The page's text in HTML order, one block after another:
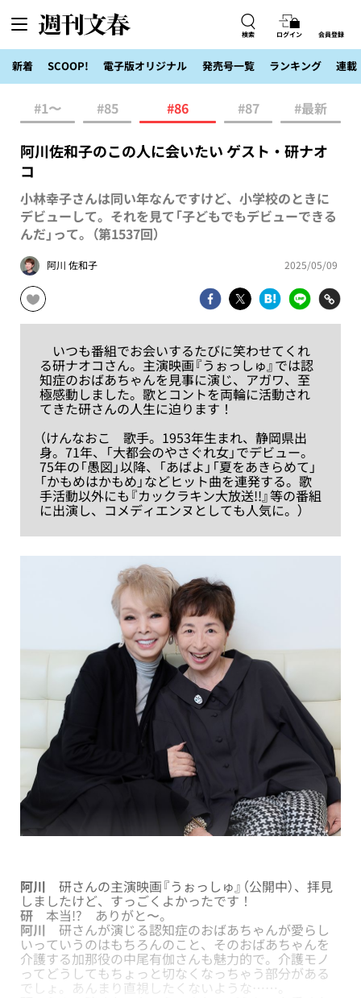
検索 ログイン 会員登録
新着 SCOOP! 電子版オリジナル 発売号一覧 ランキング 連載
#1〜 #85 #86 #87 #最新
阿川佐和子のこの人に会いたい ゲスト・研ナオ
コ
小林幸子さんは同い年なんですけど、小学校のときに
デビューして。それを見て「子どもでもデビューできる
んだ」って。（第1537回）
阿川 佐和子 2025/05/09
いつも番組でお会いするたびに笑わせてくれ
る研ナオコさん。主演映画『うぉっしゅ』では認
知症のおばあちゃんを見事に演じ、アガワ、至
極感動しました。歌とコントを両輪に活動され
てきた研さんの人生に迫ります！
（けんなおこ 歌手。1953年生まれ、静岡県出
身。71年、「大都会のやさぐれ女」でデビュー。
75年の「愚図」以降、「あばよ」「夏をあきらめて」
「かもめはかもめ」などヒット曲を連発する。歌
手活動以外にも『カックラキン大放送!!』等の番組
に出演し、コメディエンヌとしても人気に。）
阿川 研さんの主演映画『うぉっしゅ』（公開中）、拝見
しましたけど、すっごくよかったです！
研 本当!? ありがと〜。
阿川 研さんが演じる認知症のおばあちゃんが愛らし
いっていうのはもちろんのこと、そのおばあちゃんを
介護する加那役の中尾有伽さんも魅力的で。介護モノ
ってどうしてもちょっと切なくなっちゃう部分がある
でしょ。あんまり直視したくないような……。